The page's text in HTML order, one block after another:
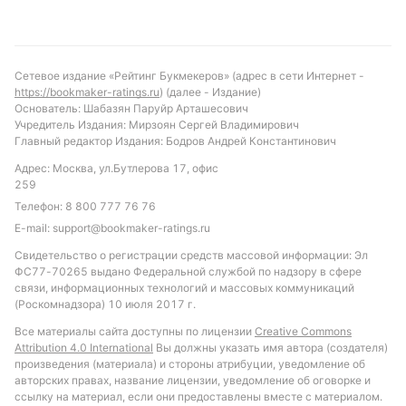
встреч, можно ожидать, что «Форвард Мадисон»
сохранит преимущество и не проиграет в этом
матче. С учетом умеренного количества желтых
карточек и фолов, интересной ставкой может
стать тотал меньше 6.5 желтых карточек за игру.
Также стоит обратить внимание на количество
аутов и офсайдов, которые традиционно остаются
на низком уровне у «Форвард Мадисон» в первом
тайме. Такой подход позволит сделать ставку с
хорошим потенциалом на спокойное и
тактическое противостояние.
Обновлено:
Автор
Сетевое издание «Рейтинг Букмекеров» (адрес в сети Интернет -
https://bookmaker-ratings.ru) (далее - Издание)
Основатель: Шабазян Паруйр Арташесович
Учредитель Издания: Мирзоян Сергей Владимирович
Главный редактор Издания: Бодров Андрей Константинович
Адрес: Москва, ул.Бутлерова 17, офис
259
Телефон: 8 800 777 76 76
E-mail: support@bookmaker-ratings.ru
Свидетельство о регистрации средств массовой информации: Эл
ФС77-70265 выдано Федеральной службой по надзору в сфере
связи, информационных технологий и массовых коммуникаций
(Роскомнадзора) 10 июля 2017 г.
Все материалы сайта доступны по лицензии Creative Commons
Attribution 4.0 International Вы должны указать имя автора (создателя)
произведения (материала) и стороны атрибуции, уведомление об
авторских правах, название лицензии, уведомление об оговорке и
ссылку на материал, если они предоставлены вместе с материалом.